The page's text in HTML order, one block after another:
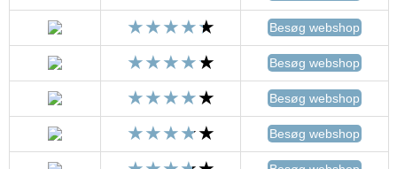
Besøg webshop
Besøg webshop
Besøg webshop
Besøg webshop